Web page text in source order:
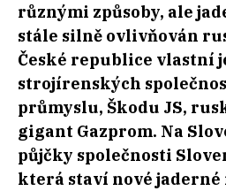
různými způsoby, ale
stále silně ovlivňován
České republice vlastní
strojírenských
průmyslu, Škodu JS,
gigant Gazprom. Na
půjčky společnosti
která staví nové